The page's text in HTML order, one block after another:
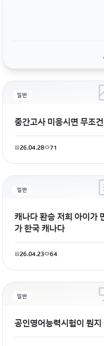
일반
중간고사 미응시면 무조
26.04.28 71
일반
캐나다 환승 저희 아이가
가 한국 캐나다
26.04.23 64
일반
공인영어능력시험이 뭔